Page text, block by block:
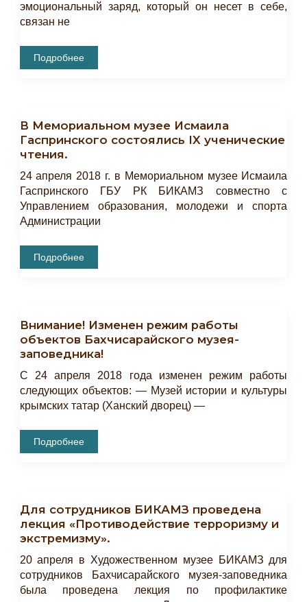
эмоциональный заряд, который он несет в себе,
связан не
Мероприятие,
Приуроченное
Подробнее
В Мемориальном музее Исмаила
Гаспринского состоялись IX ученические
чтения.
24 апреля 2018 г. в Мемориальном музее Исмаила
Гаспринского ГБУ РК БИКАМЗ совместно с
Управлением образования, молодежи и спорта
Администрации
В
Мемориальном
Ученические
Чтения.
Подробнее
Внимание! Изменен режим работы
объектов Бахчисарайского музея-
заповедника!
С 24 апреля 2018 года изменен режим работы
следующих объектов: — Музей истории и культуры
крымских татар (Ханский дворец) —
Внимание!
Изменен
Заповедника!
Подробнее
Для сотрудников БИКАМЗ проведена
лекция «Противодействие терроризму и
экстремизму».
20 апреля в Художественном музее БИКАМЗ для
сотрудников Бахчисарайского музея-заповедника
была проведена лекция по профилактике